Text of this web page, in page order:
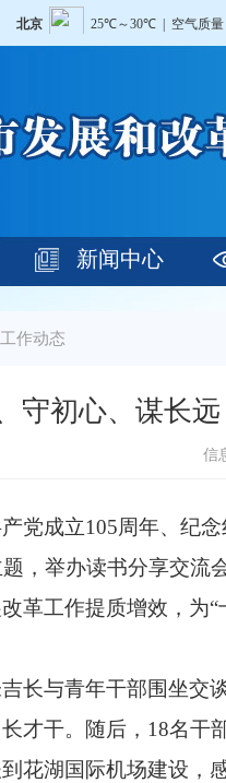
新闻中心
工作动态
守初心、谋长
信
成立105周年、纪念
题，举办读书分享交
革工作提质增效，为
与青年干部围坐交谈
才干。随后，18名
花湖国际机场建设，